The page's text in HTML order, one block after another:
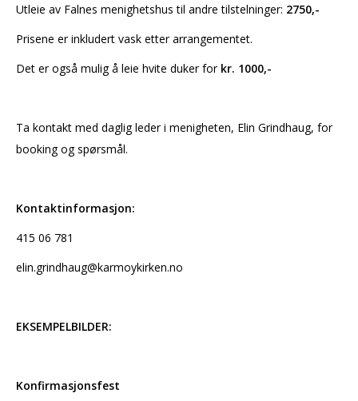
Utleie av Falnes menighetshus til andre tilstelninger: 2750,-
Prisene er inkludert vask etter arrangementet.
Det er også mulig å leie hvite duker for kr. 1000,-
Ta kontakt med daglig leder i menigheten, Elin Grindhaug, for
booking og spørsmål.
Kontaktinformasjon:
415 06 781
elin.grindhaug@karmoykirken.no
EKSEMPELBILDER:
Konfirmasjonsfest